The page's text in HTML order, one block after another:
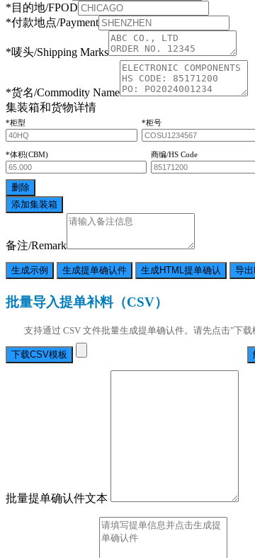
*目的地/FPOD
*付款地点/Payment
*唛头/Shipping Marks
*货名/Commodity Name
集装箱和货物详情
*柜型 *柜号
*体积(CBM) 商编/HS Code
删除
添加集装箱
备注/Remark
生成示例 生成提单确认件 生成HTML提单确认 导
批量导入提单补料（CSV）
支持通过 CSV 文件批量生成提单确认件。请先点击"下
下载CSV模板
批量提单确认件文本